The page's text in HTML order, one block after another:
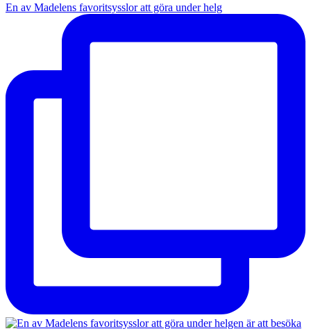
En av Madelens favoritsysslor att göra under helg